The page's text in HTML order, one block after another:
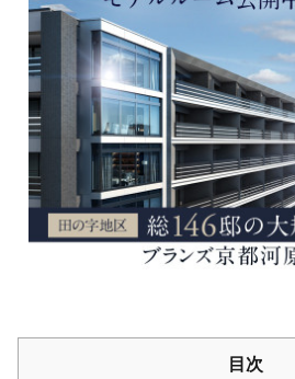
目次